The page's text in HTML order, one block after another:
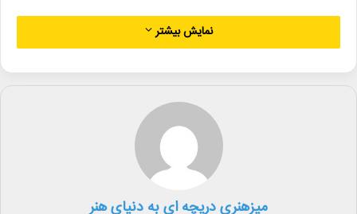
مدیرعامل صندوق اعتباری هنر با اشاره به تعداد اعضای صندوق اظهار
داشت: قریب به ۱۰ هزار نفر از فعالان حوزه فرهنگی و هنری کشور در
سال ۱۴۰۲ به جمعیت اعضای صندوق افزوده شد و این صندوق در حال
حاضر بیش از ۱۰۳ هزار عضو دارد.
وی در ادامه افزود: براساس آمار موجود تعداد اعضای صندوق اعتباری
مشاور وزیر فرهنگ با اشاره به ترکیب اعضای صندوق اعتباری هنر گفت:
اعضای صندوق شامل هنرمندان، نویسندگان، روزنامه نگاران و فعالان
نمایش بیشتر
میزهنری دریچه ای به دنیای هنر